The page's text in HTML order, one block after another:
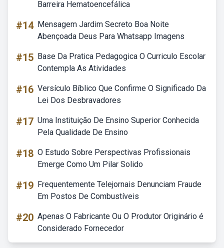
Barreira Hematoencefálica
#14 Mensagem Jardim Secreto Boa Noite
Abençoada Deus Para Whatsapp Imagens
#15 Base Da Pratica Pedagogica O Curriculo Escolar
Contempla As Atividades
#16 Versículo Bíblico Que Confirme O Significado Da
Lei Dos Desbravadores
#17 Uma Instituição De Ensino Superior Conhecida
Pela Qualidade De Ensino
#18 O Estudo Sobre Perspectivas Profissionais
Emerge Como Um Pilar Solido
#19 Frequentemente Telejornais Denunciam Fraude
Em Postos De Combustíveis
#20 Apenas O Fabricante Ou O Produtor Originário é
Considerado Fornecedor